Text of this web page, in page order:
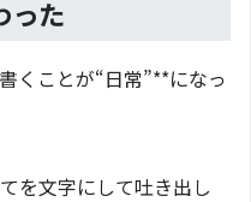
った
くことが“日常”**になっ
を文字にして吐き出し